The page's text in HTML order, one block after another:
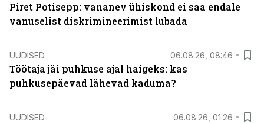
Piret Potisepp: vananev ühiskond ei saa endale
vanuselist diskrimineerimist lubada
UUDISED 06.08.26, 08:46
Töötaja jäi puhkuse ajal haigeks: kas
puhkusepäevad lähevad kaduma?
UUDISED 06.08.26, 01:26